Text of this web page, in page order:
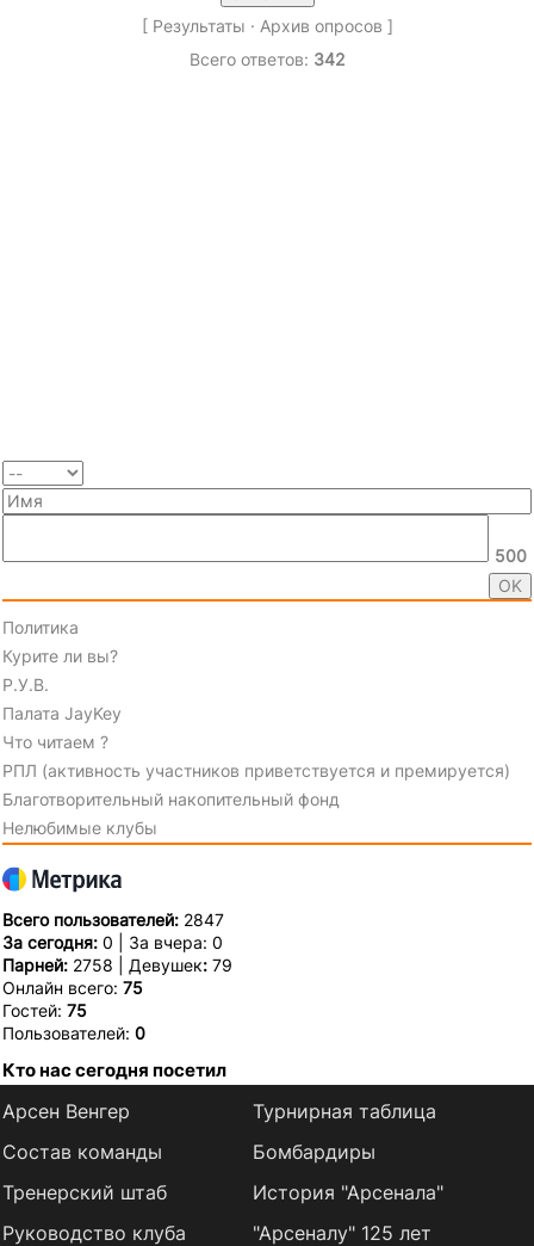
[ Результаты · Архив опросов ]
Всего ответов: 342
500
Политика
Курите ли вы?
Р.У.В.
Палата JayKey
Что читаем ?
РПЛ (активность участников приветствуется и премируется)
Благотворительный накопительный фонд
Нелюбимые клубы
Всего пользователей: 2847
За сегодня: 0 | За вчера: 0
Парней: 2758 | Девушек: 79
Онлайн всего: 75
Гостей: 75
Пользователей: 0
Кто нас сегодня посетил
Арсен Венгер
Состав команды
Тренерский штаб
Руководство клуба
Турнирная таблица
Бомбардиры
История "Арсенала"
"Арсеналу" 125 лет